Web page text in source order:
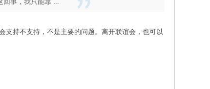
支持不支持，不是主要的问题。离开联谊会，也可以